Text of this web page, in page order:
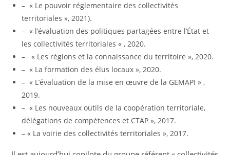
– « Le pouvoir réglementaire des collectivités
territoriales », 2021).
– « l’évaluation des politiques partagées entre l’État et
les collectivités territoriales « , 2020.
– « Les régions et la connaissance du territoire », 2020.
– « La formation des élus locaux », 2020.
– « L’évaluation de la mise en œuvre de la GEMAPI » ,
2019.
– « Les nouveaux outils de la coopération territoriale,
délégations de compétences et CTAP », 2017.
– « La voirie des collectivités territoriales », 2017.